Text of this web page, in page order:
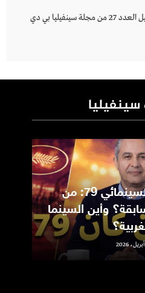
تحميل العدد 27 من مجلة سينفيليا بي دي
مهرجان كان السينمائي 79: من
وأين السينما